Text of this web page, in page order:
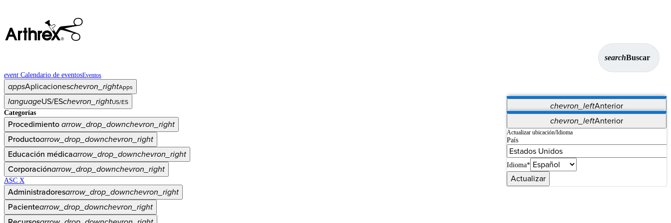
searchBuscar
event Calendario de eventosEventos
appsAplicacioneschevron_rightApps
chevron_leftAnterior
Vet Systems OrthoPedia Patient
Supplier Portal
Synergy Imaging & Resection
languageUS/ESchevron_rightUS/ES
chevron_leftAnterior
Actualizar ubicación/Idioma
País
Idioma*
Actualizar
Categorías
Procedimientoarrow_drop_downchevron_right
Productoarrow_drop_downchevron_right
Educación médicaarrow_drop_downchevron_right
Corporaciónarrow_drop_downchevron_right
ASC X
Administradoresarrow_drop_downchevron_right
Pacientearrow_drop_downchevron_right